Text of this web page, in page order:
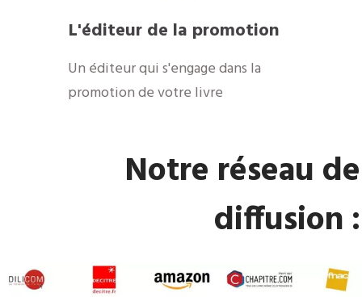
​L'éditeur de la promotion
​Un éditeur qui s'engage dans la
promotion de votre livre
​Notre réseau de
diffusion :